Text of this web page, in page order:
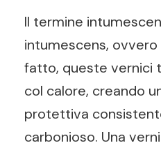
Il termine
intumescens, ovvero
fatto, queste vernici
col calore, creando
protettiva
carbonioso. Una